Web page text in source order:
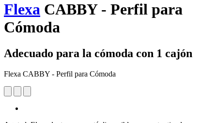
Flexa CABBY - Perfil para
Cómoda
Adecuado para la cómoda con 1 cajón
Flexa CABBY - Perfil para Cómoda